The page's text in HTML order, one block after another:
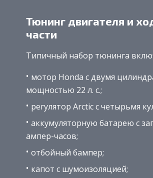
Тюнинг двигателя и
части
Типичный набор тюнинга
мотор Honda с двумя
мощностью 22 л. с.;
регулятор Arctic с четырьмя
аккумуляторную батарею с
ампер-часов;
отбойный бампер;
капот с шумоизоляцией;